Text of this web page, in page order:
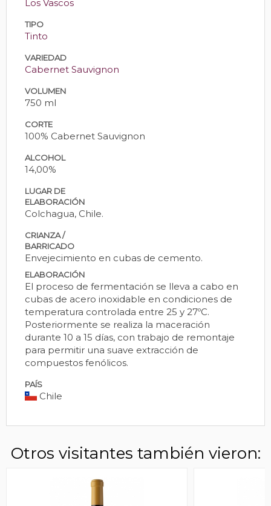
Los Vascos
TIPO
Tinto
VARIEDAD
Cabernet Sauvignon
VOLUMEN
750 ml
CORTE
100% Cabernet Sauvignon
ALCOHOL
14,00%
LUGAR DE
ELABORACIÓN
Colchagua, Chile.
CRIANZA /
BARRICADO
Envejecimiento en cubas de cemento.
ELABORACIÓN
El proceso de fermentación se lleva a cabo en
cubas de acero inoxidable en condiciones de
temperatura controlada entre 25 y 27ºC.
Posteriormente se realiza la maceración
durante 10 a 15 días, con trabajo de remontaje
para permitir una suave extracción de
compuestos fenólicos.
PAÍS
Chile
Otros visitantes también vieron: